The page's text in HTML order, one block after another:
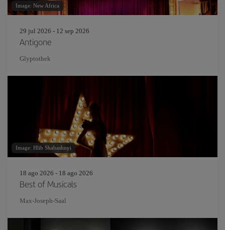
Image: New Africa
29 jul 2026 - 12 sep 2026
Antigone
Glyptothek
Image: Hlib Shabashnyi
18 ago 2026 - 18 ago 2026
Best of Musicals
Max-Joseph-Saal